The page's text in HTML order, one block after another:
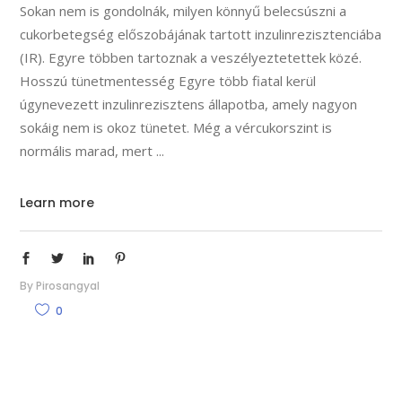
Sokan nem is gondolnák, milyen könnyű belecsúszni a
cukorbetegség előszobájának tartott inzulinrezisztenciába
(IR). Egyre többen tartoznak a veszélyeztetettek közé.
Hosszú tünetmentesség Egyre több fiatal kerül
úgynevezett inzulinrezisztens állapotba, amely nagyon
sokáig nem is okoz tünetet. Még a vércukorszint is
normális marad, mert
Learn more
By Pirosangyal
0